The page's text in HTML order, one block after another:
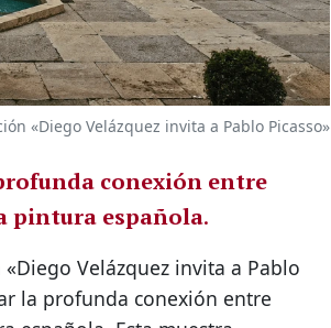
«Diego Velázquez invita a Pablo Picasso»
conexión entre
pintura española.
Velázquez invita a Pablo
la profunda conexión entre